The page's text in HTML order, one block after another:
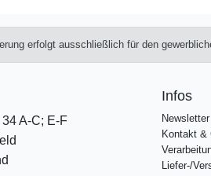
erfolgt ausschließlich für den
A-C; E-F
Infos
Newsletter
Kontakt &
Liefer-/